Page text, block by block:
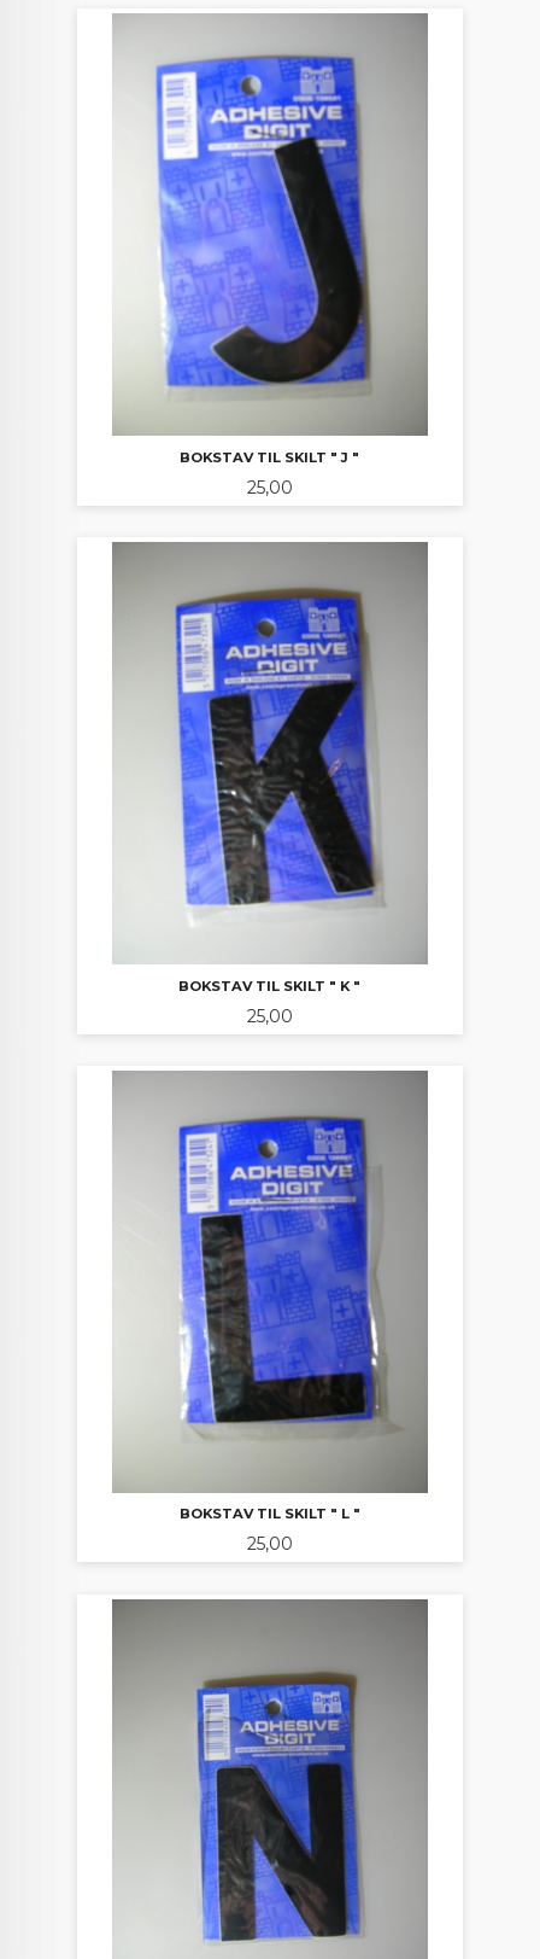
BOKSTAV TIL SKILT " J "
Pris
25,00
BOKSTAV TIL SKILT " K "
Pris
25,00
BOKSTAV TIL SKILT " L "
Pris
25,00